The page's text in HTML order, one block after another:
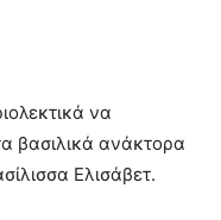
να
βασιλικά ανάκτορα
Ελισάβετ.